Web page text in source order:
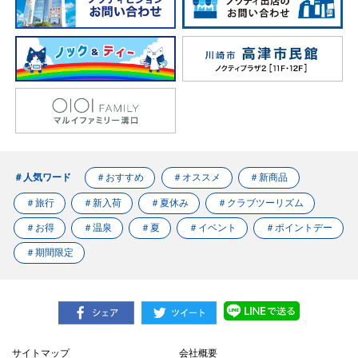
＃人気ワード ＃おすすめ ＃オススメ ＃新商品
＃旅行 ＃新入荷 ＃夏休み ＃クラブツーリズム
＃お得 ＃温泉 ＃夏 ＃イベント ＃ポイントデー
＃期間限定
サイトマップ 会社概要